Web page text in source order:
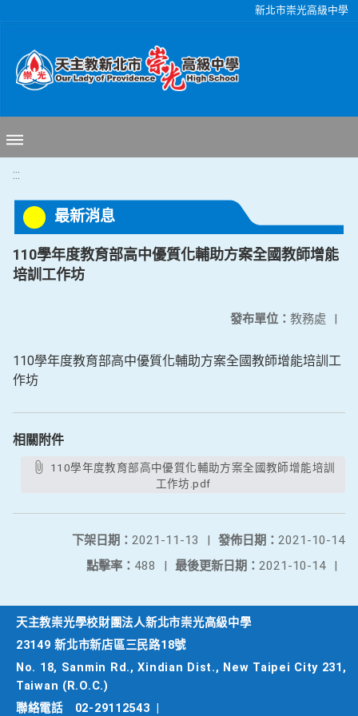
新北市崇光高級中學
:::
最新消息
110學年度教育部高中優質化輔助方案全國教師增能
培訓工作坊
發布單位： 教務處 |
110學年度教育部高中優質化輔助方案全國教師增能培訓工
作坊
相關附件
工作坊.pdf
發佈日期： 2021-10-14
下架日期： 2021-11-13
|
最後更新日期： 2021-10-14 |
點擊率： 488 |
天主教崇光學校財團法人新北市崇光高級中學
23149 新北市新店區三民路18號
No. 18, Sanmin Rd., Xindian Dist., New Taipei City 231,
Taiwan (R.O.C.)
聯絡電話
02-29112543